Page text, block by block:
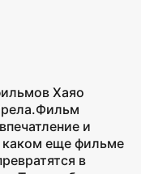
Хаяо
и
каком еще фильме
в